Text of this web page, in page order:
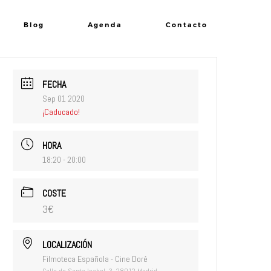
Blog Agenda Contacto
FECHA
Sep 01 2020
¡Caducado!
HORA
18:20 - 20:00
COSTE
3€
LOCALIZACIÓN
Filmoteca Española - Cine Doré